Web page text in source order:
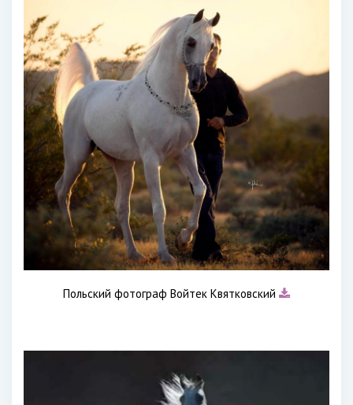
Польский фотограф Войтек Квятковский